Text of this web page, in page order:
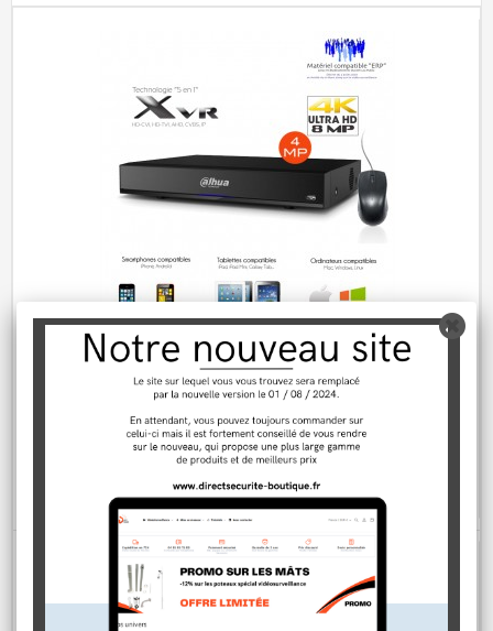
Enregistreur XVR 4 canaux Full 4MP et...
AJOUTER AU PANIER